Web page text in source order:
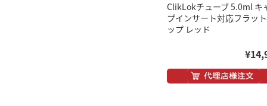
ClikLokチューブ 5.0ml キ
プインサート対応フラッ
ップ レッド